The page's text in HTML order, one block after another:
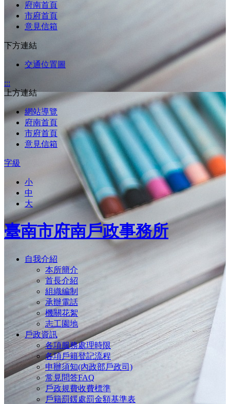
府南首頁
市府首頁
意見信箱
下方連結
交通位置圖
:::
上方連結
網站導覽
府南首頁
市府首頁
意見信箱
字級
小
中
大
臺南市府南戶政事務所
自我介紹
本所簡介
首長介紹
組織編制
承辦電話
機關花絮
志工園地
戶政資訊
各項服務處理時限
各項戶籍登記流程
申辦須知(內政部戶政司)
常見問答FAQ
戶政規費收費標準
戶籍罰鍰處罰金額基準表